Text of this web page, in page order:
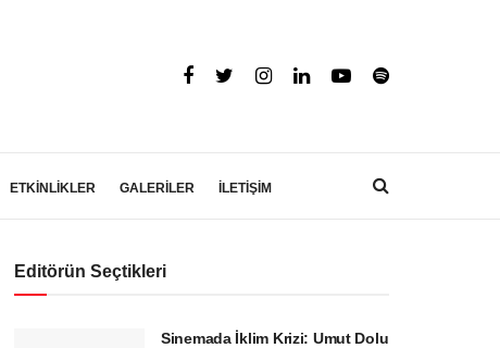
ETKİNLİKLER GALERİLER İLETİŞİM
Editörün Seçtikleri
Sinemada İklim Krizi: Umut Dolu